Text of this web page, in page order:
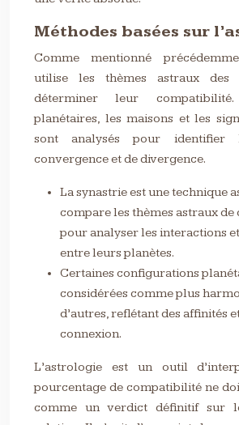
Méthodes basées sur
Comme mentionné
utilise les thèmes astraux des
déterminer leur
planétaires, les maisons et les
sont analysés pour identifier
convergence et de divergence.
La synastrie est une technique
compare les thèmes astraux de
pour analyser les interactions
entre leurs planètes.
Certaines configurations
considérées comme plus
d’autres, reflétant des affinités
connexion.
L’astrologie est un outil
pourcentage de compatibilité ne
comme un verdict définitif sur